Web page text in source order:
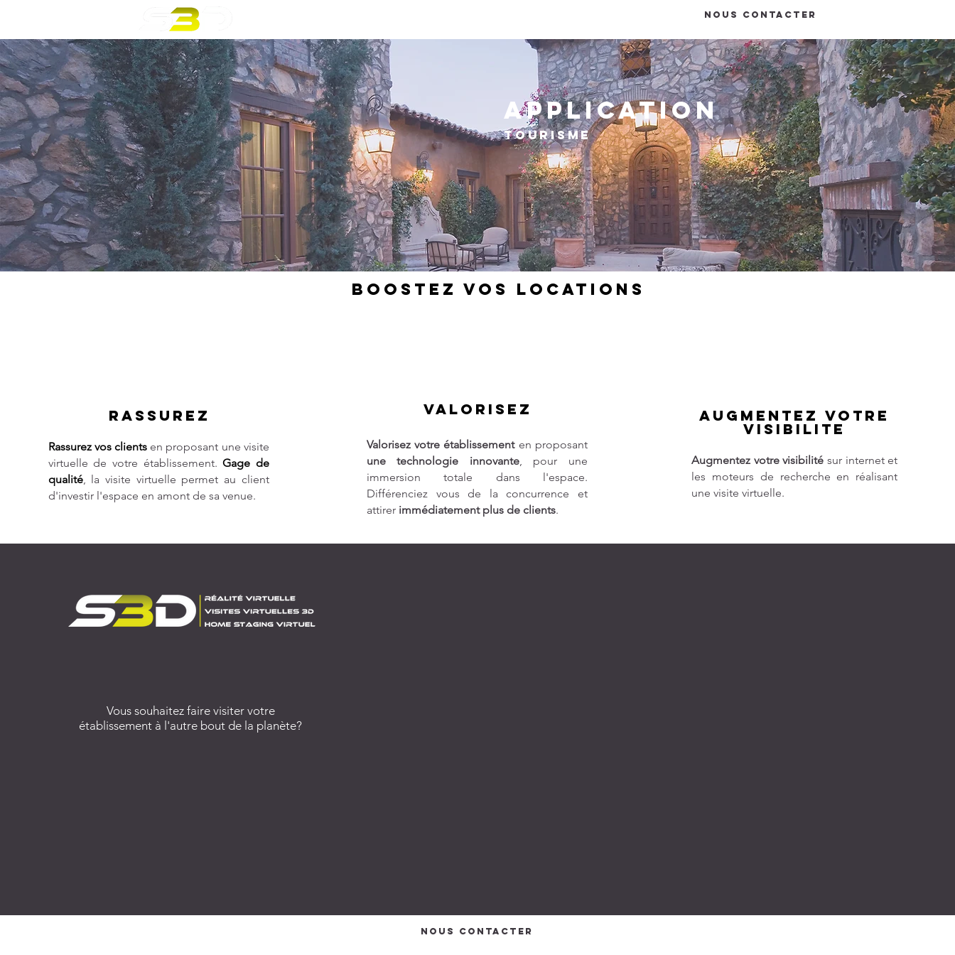
Nous contacter
APPLICATION
TOURISME
BOOSTEZ VOS LOCATIONS
rassurez
Rassurez vos clients en proposant une visite
virtuelle de votre établissement.Gage de
qualité, la visite virtuelle permet au client
d'investir l'espace en amont de sa venue.
Valorisez
Valorisez votre établissementen proposant
une technologie innovante, pour une
immersion totale dans l'espace.
Différenciez vous de la concurrence et
attirerimmédiatement plus de clients.
AUGMENTEZ VOTRE
visibilite
Augmentez votre visibilité sur internet et
les moteurs de recherche en réalisant
une visite virtuelle.
Vous souhaitez faire visiter votre
établissement à l'autre bout de la planète?
Nous contacter